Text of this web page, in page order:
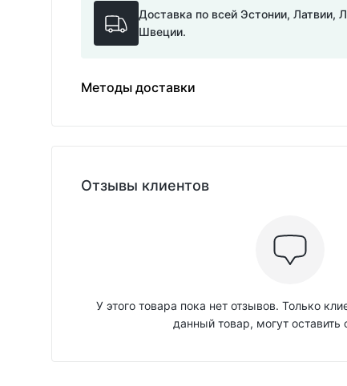
Доставка по всей Эстонии, Латвии,
Швеции.
Методы доставки
Отзывы клиентов
У этого товара пока нет отзывов. Только
данный товар, могут оставить